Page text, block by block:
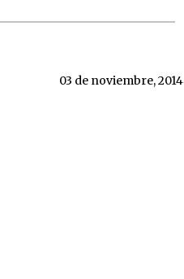
03 de noviembre, 2014